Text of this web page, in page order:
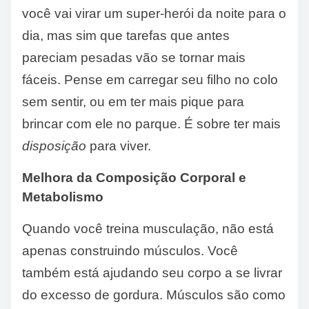
você vai virar um super-herói da noite para o
dia, mas sim que tarefas que antes
pareciam pesadas vão se tornar mais
fáceis. Pense em carregar seu filho no colo
sem sentir, ou em ter mais pique para
brincar com ele no parque. É sobre ter mais
disposição para viver.
Melhora da Composição Corporal e
Metabolismo
Quando você treina musculação, não está
apenas construindo músculos. Você
também está ajudando seu corpo a se livrar
do excesso de gordura. Músculos são como